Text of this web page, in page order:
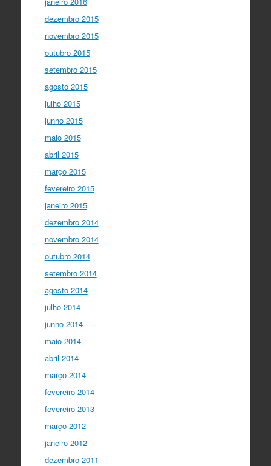
dezembro 2015
novembro 2015
outubro 2015
setembro 2015
agosto 2015
julho 2015
junho 2015
maio 2015
abril 2015
março 2015
fevereiro 2015
janeiro 2015
dezembro 2014
novembro 2014
outubro 2014
setembro 2014
agosto 2014
julho 2014
junho 2014
maio 2014
abril 2014
março 2014
fevereiro 2014
fevereiro 2013
março 2012
janeiro 2012
dezembro 2011